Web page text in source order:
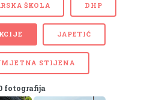
ŠKOLA DHP
JAPETIĆ
STIJENA
fotografija